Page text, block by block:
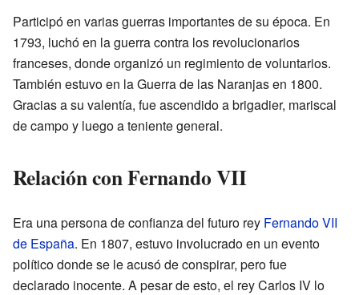
Participó en varias guerras importantes de su época. En
1793, luchó en la guerra contra los revolucionarios
franceses, donde organizó un regimiento de voluntarios.
También estuvo en la Guerra de las Naranjas en 1800.
Gracias a su valentía, fue ascendido a brigadier, mariscal
de campo y luego a teniente general.
Relación con Fernando VII
Era una persona de confianza del futuro rey Fernando VII
de España. En 1807, estuvo involucrado en un evento
político donde se le acusó de conspirar, pero fue
declarado inocente. A pesar de esto, el rey Carlos IV lo